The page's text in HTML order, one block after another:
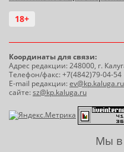
18+
Координаты для связи:
Адрес редакции: 248000, г.
Телефон/факс: +7(4842)79-04-54
E-mail редакции:ev@kp.kaluga.ru
сайте:sz@kp.kaluga.ru
Мы в